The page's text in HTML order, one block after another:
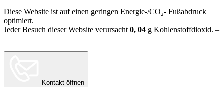
Diese Website ist auf einen geringen Energie-/CO₂- Fußabdruck
optimiert.
Jeder Besuch dieser Website verursacht0, 04 g Kohlenstoffdioxid. –
Kontakt öffnen